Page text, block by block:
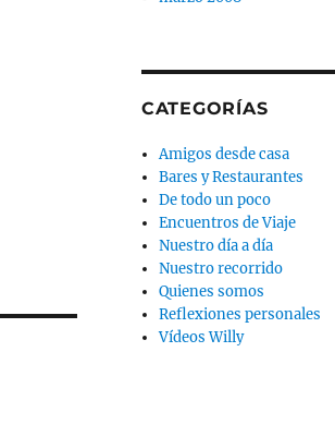
CATEGORÍAS
Amigos desde casa
Bares y Restaurantes
De todo un poco
Encuentros de Viaje
Nuestro día a día
Nuestro recorrido
Quienes somos
Reflexiones personales
Vídeos Willy